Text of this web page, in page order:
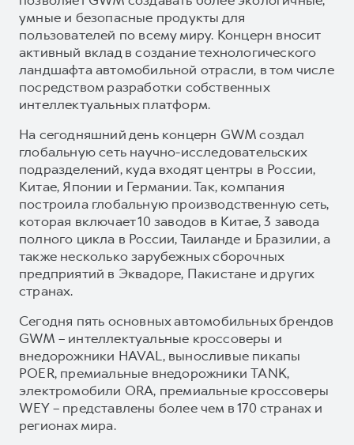
умные и безопасные продукты для
пользователей по всему миру. Концерн вносит
активный вклад в создание технологического
ландшафта автомобильной отрасли, в том числе
посредством разработки собственных
интеллектуальных платформ.
На сегодняшний день концерн GWM создал
глобальную сеть научно-исследовательских
подразделений, куда входят центры в России,
Китае, Японии и Германии. Так, компания
построила глобальную производственную сеть,
которая включает 10 заводов в Китае, 3 завода
полного цикла в России, Таиланде и Бразилии, а
также несколько зарубежных сборочных
предприятий в Эквадоре, Пакистане и других
странах.
Сегодня пять основных автомобильных брендов
GWM – интеллектуальные кроссоверы и
внедорожники HAVAL, выносливые пикапы
POER, премиальные внедорожники TANK,
электромобили ORA, премиальные кроссоверы
WEY – представлены более чем в 170 странах и
регионах мира.